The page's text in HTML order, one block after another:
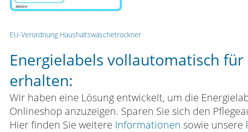
EU-Verordnung Haushaltswäschetrockner
Energielabels vollautomatisch
erhalten:
Wir haben eine Lösung entwickelt, um die
Onlineshop anzuzeigen. Sparen Sie sich den
Hier finden Sie weitere Informationen sowie unsere